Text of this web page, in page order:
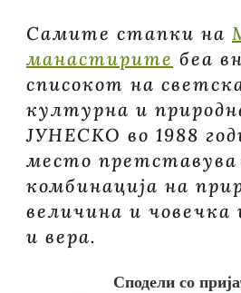
Самите стапки на
манастирите беа
списокот на
културна и
ЈУНЕСКО во 1988
место претставува
комбинација на
величина и човечка
и вера.
Сподели со